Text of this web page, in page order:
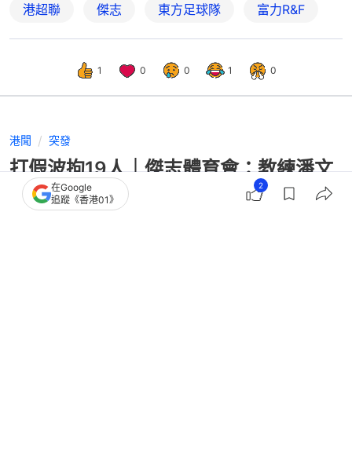
港超聯 傑志 東方足球隊 富力R&F
1 0 0 1 0
港聞 突發
打假波拘19人｜傑志體育會：教練潘文
俊停職 配合執法部門工作
在Google
追蹤《香港01》
2